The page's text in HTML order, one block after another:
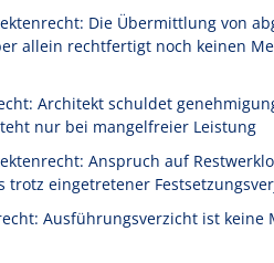
Die Übermittlung von
allein rechtfertigt noch keinen
Architekt schuldet
nur bei mangelfreier Leistung
Anspruch auf
trotz eingetretener
Ausführungsverzicht ist keine